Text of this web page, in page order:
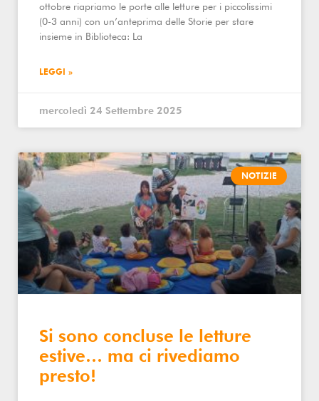
ottobre riapriamo le porte alle letture per i piccolissimi
(0-3 anni) con un’anteprima delle Storie per stare
insieme in Biblioteca: La
LEGGI »
mercoledì 24 Settembre 2025
NOTIZIE
Si sono concluse le letture
estive… ma ci rivediamo
presto!